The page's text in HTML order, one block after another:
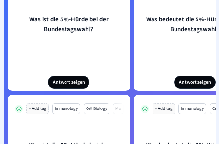
Was ist die 5%-Hürde bei der
Bundestagswahl?
Antwort zeigen
Was bedeutet die 5%-
Bundestagswahl?
Antwort zeigen
+ Add tag Immunology Cell Biology Mo + Add tag Immunology